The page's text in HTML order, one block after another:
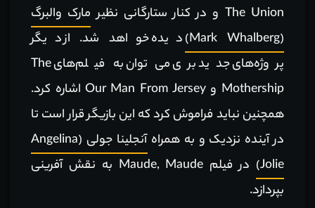
The Union و در کنار ستارگانی نظیر
مارک والبرگ
(Mark Whalberg)
دیده خواهد شد. از دیگر
پروژه‌های جدید بری می‌توان به فیلم‌های The
Mothership و Our Man From Jersey اشاره کرد.
همچنین نباید فراموش کرد که این بازیگر قرار است تا
در آینده نزدیک و به همراه
آنجلینا جولی (Angelina
Jolie)
در فیلم Maude, Maude به نقش آفرینی
بپردازد.